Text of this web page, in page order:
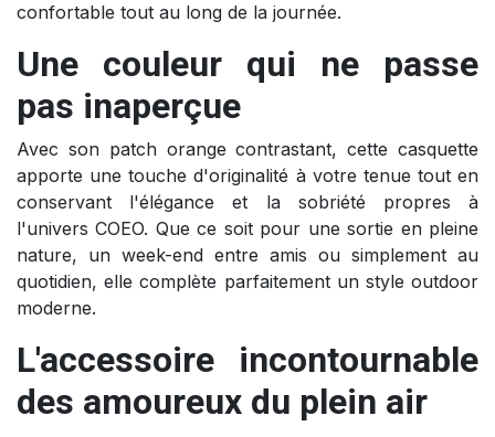
confortable tout au long de la journée.
Une couleur qui ne passe
pas inaperçue
Avec son patch orange contrastant, cette casquette
apporte une touche d'originalité à votre tenue tout en
conservant l'élégance et la sobriété propres à
l'univers COEO. Que ce soit pour une sortie en pleine
nature, un week-end entre amis ou simplement au
quotidien, elle complète parfaitement un style outdoor
moderne.
L'accessoire incontournable
des amoureux du plein air